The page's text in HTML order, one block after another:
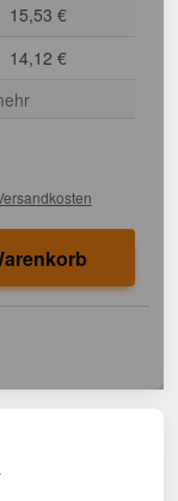
15,53 €
14,12 €